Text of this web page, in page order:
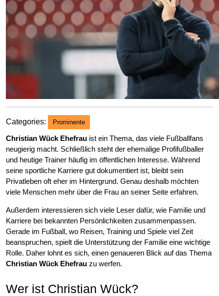
Categories: Prominente
Christian Wück Ehefrau ist ein Thema, das viele Fußballfans
neugierig macht. Schließlich steht der ehemalige Profifußballer
und heutige Trainer häufig im öffentlichen Interesse. Während
seine sportliche Karriere gut dokumentiert ist, bleibt sein
Privatleben oft eher im Hintergrund. Genau deshalb möchten
viele Menschen mehr über die Frau an seiner Seite erfahren.
Außerdem interessieren sich viele Leser dafür, wie Familie und
Karriere bei bekannten Persönlichkeiten zusammenpassen.
Gerade im Fußball, wo Reisen, Training und Spiele viel Zeit
beanspruchen, spielt die Unterstützung der Familie eine wichtige
Rolle. Daher lohnt es sich, einen genaueren Blick auf das Thema
Christian Wück Ehefrau zu werfen.
Wer ist Christian Wück?